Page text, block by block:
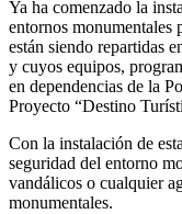
Ya ha comenzado la
entornos monumentales
están siendo repartidas
y cuyos equipos,
en dependencias de la
Proyecto “Destino
Con la instalación de
seguridad del entorno
vandálicos o cualquier
monumentales.